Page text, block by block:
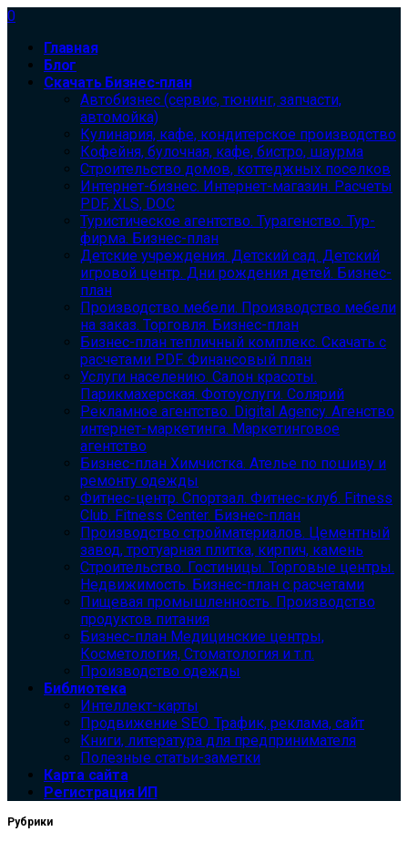
0
Главная
Блог
Скачать Бизнес-план
Автобизнес (сервис, тюнинг, запчасти,
автомойка)
Кулинария, кафе, кондитерское производство
Кофейня, булочная, кафе, бистро, шаурма
Строительство домов, коттеджных поселков
Интернет-бизнес. Интернет-магазин. Расчеты
PDF, XLS, DOC
Туристическое агентство. Турагенство. Тур-
фирма. Бизнес-план
Детские учреждения. Детский сад. Детский
игровой центр. Дни рождения детей. Бизнес-
план
Производство мебели. Производство мебели
на заказ. Торговля. Бизнес-план
Бизнес-план тепличный комплекс. Скачать с
расчетами PDF. Финансовый план
Услуги населению. Салон красоты.
Парикмахерская. Фотоуслуги. Солярий
Рекламное агентство. Digital Agency. Агенство
интернет-маркетинга. Маркетинговое
агентство
Бизнес-план Химчистка. Ателье по пошиву и
ремонту одежды
Фитнес-центр. Спортзал. Фитнес-клуб. Fitness
Club. Fitness Center. Бизнес-план
Производство стройматериалов. Цементный
завод, тротуарная плитка, кирпич, камень
Строительство. Гостиницы. Торговые центры.
Недвижимость. Бизнес-план с расчетами
Пищевая промышленность. Производство
продуктов питания
Бизнес-план Медицинские центры,
Косметология, Стоматология и т.п.
Производство одежды
Библиотека
Интеллект-карты
Продвижение SEO. Трафик, реклама, сайт
Книги, литература для предпринимателя
Полезные статьи-заметки
Карта сайта
Регистрация ИП
Рубрики